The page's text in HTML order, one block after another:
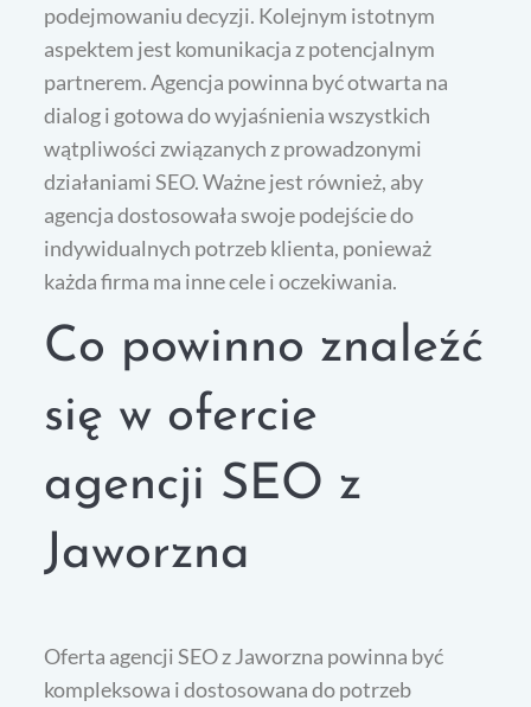
podejmowaniu decyzji. Kolejnym istotnym
aspektem jest komunikacja z potencjalnym
partnerem. Agencja powinna być otwarta na
dialog i gotowa do wyjaśnienia wszystkich
wątpliwości związanych z prowadzonymi
działaniami SEO. Ważne jest również, aby
agencja dostosowała swoje podejście do
indywidualnych potrzeb klienta, ponieważ
każda firma ma inne cele i oczekiwania.
Co powinno znaleźć
się w ofercie
agencji SEO z
Jaworzna
Oferta agencji SEO z Jaworzna powinna być
kompleksowa i dostosowana do potrzeb